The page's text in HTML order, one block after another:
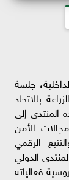
جلسة
بالاتحاد
إلى
الأمن
الرقمي
الدولي
فعالياته